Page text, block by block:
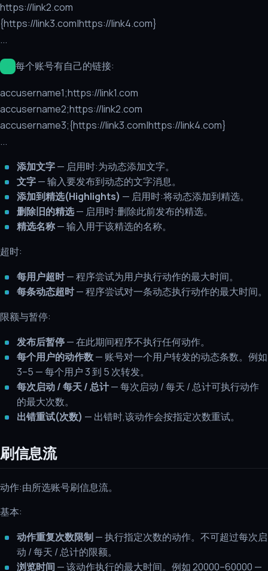
https://link2.com
{https://link3.com|https://link4.com}
...
每个账号有自己的链接:
accusername1;https://link1.com
accusername2;https://link2.com
accusername3;{https://link3.com|https://link4.com}
...
添加文字— 启用时:为动态添加文字。
文字— 输入要发布到动态的文字消息。
添加到精选(Highlights) — 启用时:将动态添加到精选。
删除旧的精选— 启用时:删除此前发布的精选。
精选名称— 输入用于该精选的名称。
超时:
每用户超时— 程序尝试为用户执行动作的最大时间。
每条动态超时— 程序尝试对一条动态执行动作的最大时间。
限额与暂停:
发布后暂停— 在此期间程序不执行任何动作。
每个用户的动作数— 账号对一个用户转发的动态条数。例如
3–5 — 每个用户 3 到 5 次转发。
每次启动 / 每天 / 总计— 每次启动 / 每天 / 总计可执行动作
的最大次数。
出错重试(次数) — 出错时,该动作会按指定次数重试。
刷信息流
动作:由所选账号刷信息流。
基本:
动作重复次数限制— 执行指定次数的动作。不可超过每次启
动 / 每天 / 总计的限额。
浏览时间 — 该动作执行的最大时间。例如 20000–60000 —